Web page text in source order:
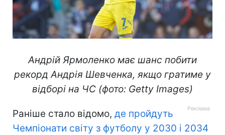
Андрій Ярмоленко має шанс побити
рекорд Андрія Шевченка, якщо гратиме у
відборі на ЧС (фото: Getty Images)
Раніше стало відомо, де пройдуть
Чемпіонати світу з футболу у 2030 і 2034